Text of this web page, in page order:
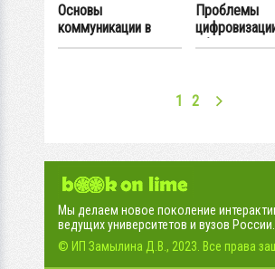
Основы
коммуникации в
социальной и...
Проблемы
образования
1 2
Мы делаем новое поколение
ведущих университетов и вузов России.
© ИП Замылина Д.В., 2023. Все права